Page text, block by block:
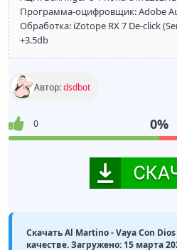
Программа-оцифровщик: Adobe
Обработка: iZotope RX 7 De-click
+3.5db
Автор:dsdbot
0 0%
Скачать Al Martino - Vaya Con Dios
качестве. Загружено: 15 марта